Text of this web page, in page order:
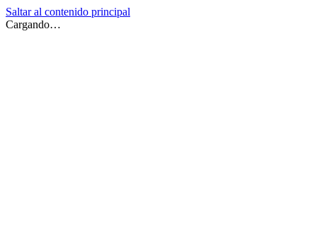
Saltar al contenido principal
Cargando…